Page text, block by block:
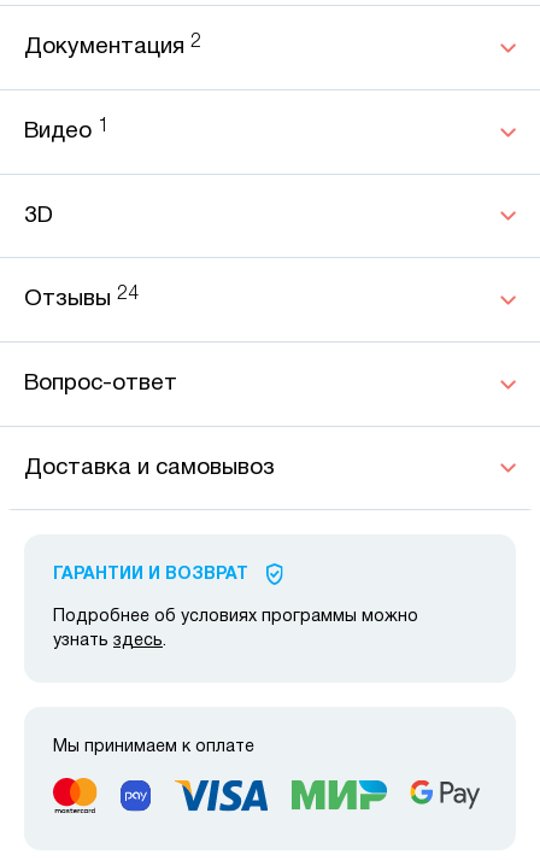
Документация 2
Видео
3D
Отзывы 24
Вопрос-ответ
Доставка и самовывоз
ГАРАНТИИ И ВОЗВРАТ
Подробнее об условиях программы можно
узнать здесь.
Мы принимаем к оплате